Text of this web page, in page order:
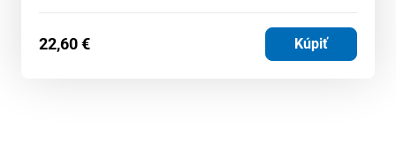
22,60€ Kúpiť